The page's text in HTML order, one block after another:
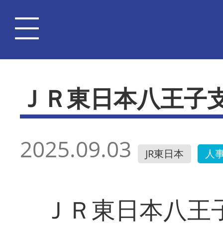
ＪＲ東日本八王
2025.09.03 JR東日本 人
ＪＲ東日本八王